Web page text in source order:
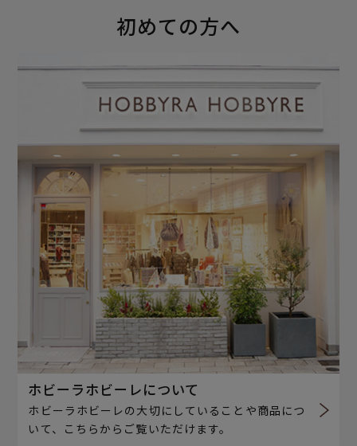
初めての方へ
ホビーラホビーレについて
ホビーラホビーレの大切にしていることや商品につ
いて、こちらからご覧いただけます。